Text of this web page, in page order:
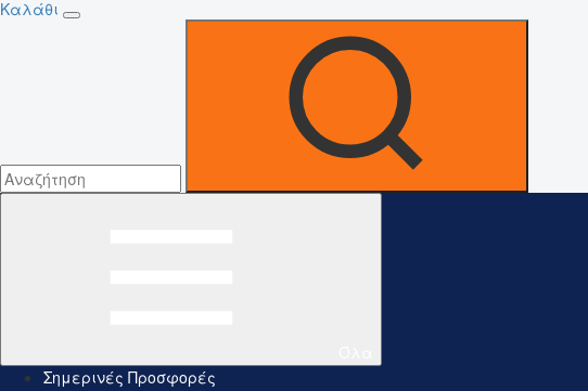
Καλάθι
Σημερινές Προσφορές